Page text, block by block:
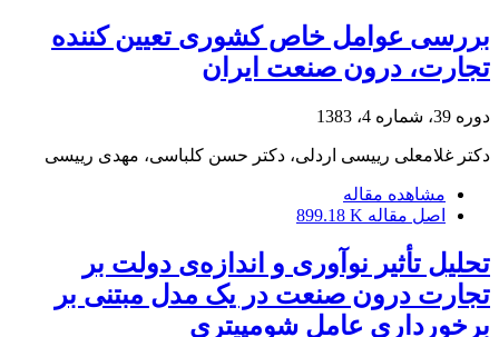
بررسی عوامل خاص کشوری تعیین کننده
تجارت، درون صنعت ایران
دوره 39، شماره 4، 1383
دکتر غلامعلى رییسى اردلى، دکتر حسن کلباسی، مهدی رییسی
مشاهده مقاله
اصل مقاله 899.18 K
تحلیل تأثیر نوآوری و اندازه‌ی دولت بر
تجارت درون صنعت در یک مدل مبتنی بر
برخورداری عامل شومپیتری